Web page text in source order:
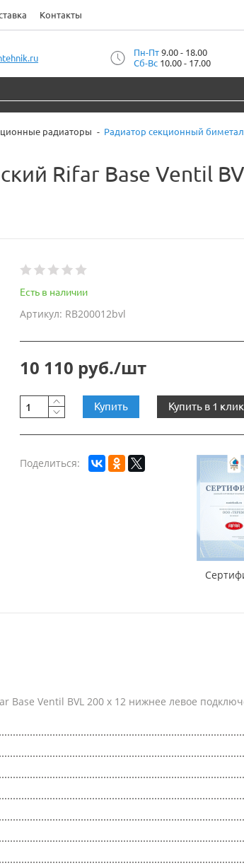
Контакты
Пн-Пт9.00 - 18.00
Сб-Вс10.00 - 17.00
радиаторы
Радиатор секционный
Rifar Base Ventil
Есть в наличии
Артикул: RB200012bvl
10 110 руб./шт
Купить Купить в 1 клик
Поделиться:
Base Ventil BVL 200 x 12 нижнее левое